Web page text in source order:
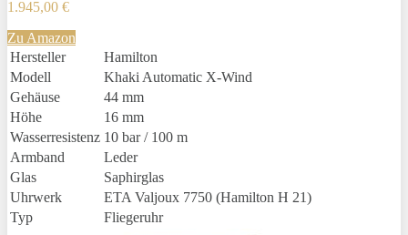
1.945,00 €
Zu Amazon
Hersteller
Hamilton
Modell
Khaki Automatic X-Wind
Gehäuse
44 mm
Höhe
16 mm
Wasserresistenz 10 bar / 100 m
Armband
Leder
Glas
Saphirglas
Uhrwerk
ETA Valjoux 7750 (Hamilton H 21)
Typ
Fliegeruhr